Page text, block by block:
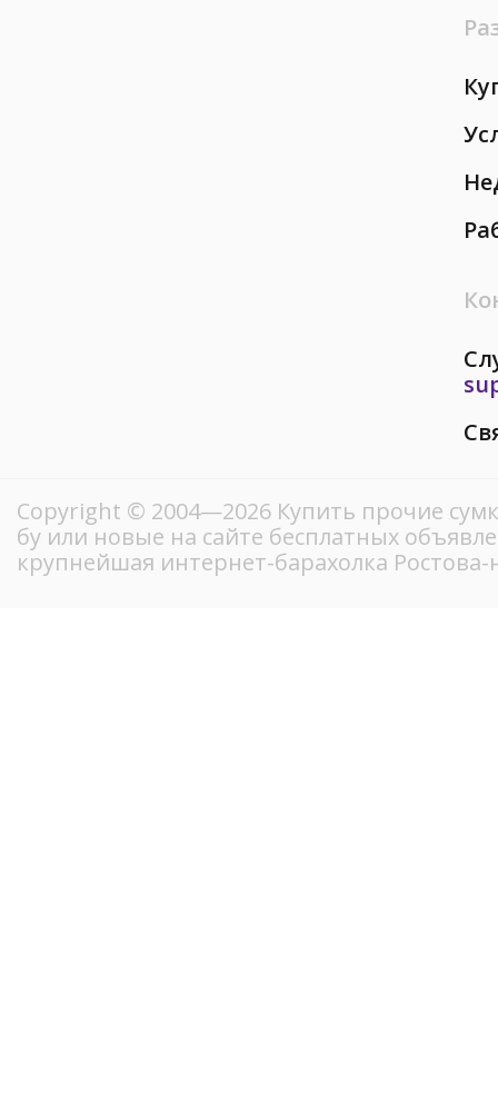
Copyright © 2004—2026 Купить прочие
бу или новые на сайте бесплатных
крупнейшая интернет-барахолка